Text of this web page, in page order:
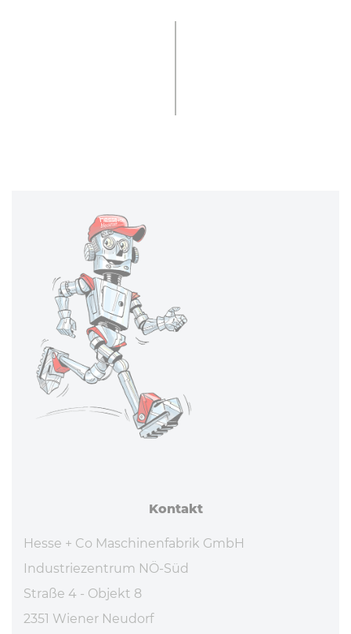
Kontakt
Hesse + Co Maschinenfabrik GmbH
Industriezentrum NÖ-Süd
Straße 4 - Objekt 8
2351 Wiener Neudorf